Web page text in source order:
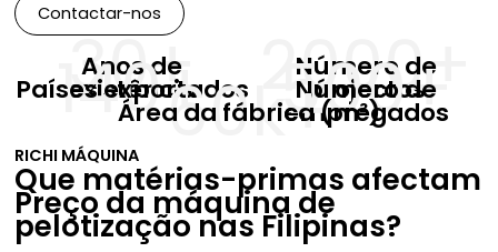
Contactar-nos
30+
Anos de
existência 2000+
Número de
projectos
140+
Países exportados 500+
Número de
empregados
60k+
Área da fábrica (m²)
RICHI MÁQUINA
Que matérias-primas afectam
Preço da máquina de
pelotização nas Filipinas?